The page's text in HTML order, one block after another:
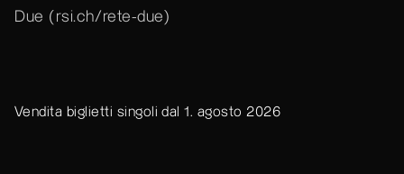
Due ( rsi.ch/rete-due)
Vendita biglietti singoli dal 1. agosto 2026